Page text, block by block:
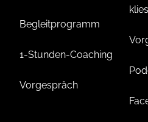
Begleitprogramm
1-Stunden-Coaching
Vorgespräch